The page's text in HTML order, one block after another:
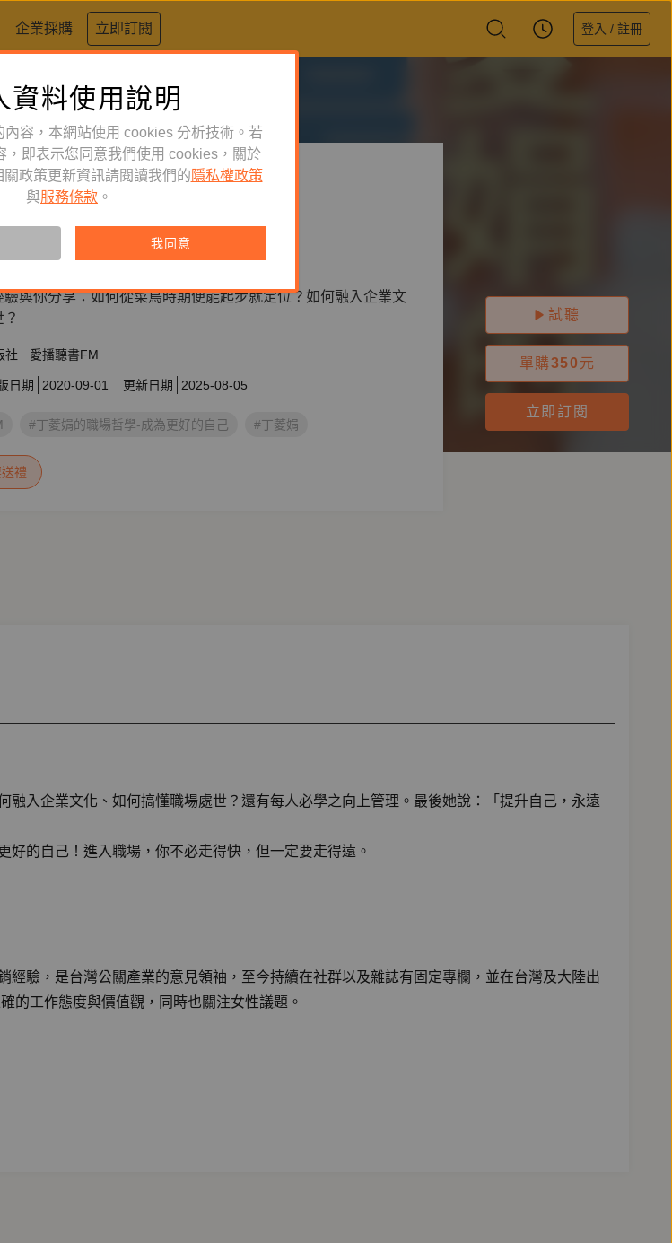
企業採購 立即訂閱 登入 / 註冊
志
品，您也可單購收藏。
與你分享：如何從菜鳥時期便能起步就定位？如何融入企業文
社 愛播聽書FM
日期 2020-09-01 更新日期 2025-08-05
#丁菱娟的職場哲學-成為更好的自己 #丁菱娟
禮
試聽
單購350 元
立即訂閱
入企業文化、如何搞懂職場處世？還有每人必學之向上管理。最後她說：「提升自己，永遠
的自己！進入職場，你不必走得快，但一定要走得遠。
驗，是台灣公關產業的意見領袖，至今持續在社群以及雜誌有固定專欄，並在台灣及大陸出
的工作態度與價值觀，同時也關注女性議題。
資料使用說明
容，本網站使用 cookies 分析技術。若
，即表示您同意我們使用 cookies，關於
政策更新資訊請閱讀我們的 隱私權政策
與服務條款 。
我同意